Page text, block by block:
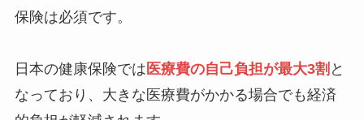
保険は必須です。
日本の健康保険では 医療費の自己負担が最大3割 と
なっており、大きな医療費がかかる場合でも経済